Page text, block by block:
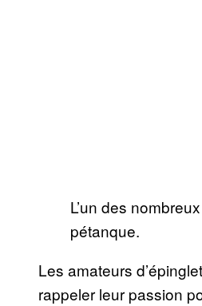
L’un des
pétanque.
Les amateurs
rappeler leur passion